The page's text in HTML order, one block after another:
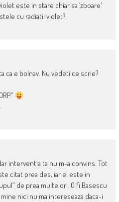
este in stare chiar sa ‘zboare’.
cu radiatii violet?
ca e bolnav. Nu vedeti ce scrie?
interventia ta nu m-a convins. Tot
citat prea des, iar el este in
de prea multe ori. O fi Basescu
nici nu ma intereseaza daca-i